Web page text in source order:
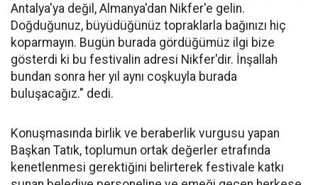
Antalya'ya değil, Almanya'dan Nikfer'e gelin.
Doğduğunuz, büyüdüğünüz topraklarla bağınızı hiç
koparmayın. Bugün burada gördüğümüz ilgi bize
gösterdi ki bu festivalin adresi Nikfer'dir. İnşallah
bundan sonra her yıl aynı coşkuyla burada
buluşacağız." dedi.
Konuşmasında birlik ve beraberlik vurgusu yapan
Başkan Tatık, toplumun ortak değerler etrafında
kenetlenmesi gerektiğini belirterek festivale katkı